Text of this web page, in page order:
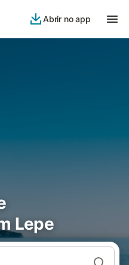
Abrir no app
Lepe